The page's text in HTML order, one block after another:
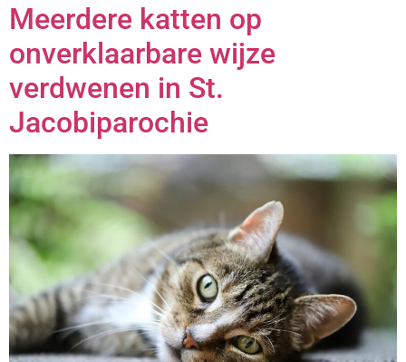
Meerdere katten op
onverklaarbare wijze
verdwenen in St.
Jacobiparochie